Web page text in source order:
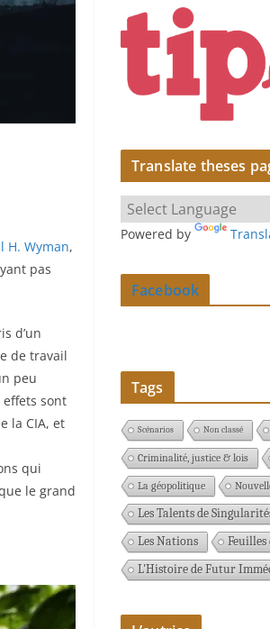
H. Wyman,
pas
d’un
de travail
peu
sont
la CIA, et
qui
le grand
Translate theses
Powered by
Facebook
Tags
Scénarios Non classé
Criminalité, justice & lois
La géopolitique
Les Talents de
Les Nations
Feuilles
L'Histoire de Futur